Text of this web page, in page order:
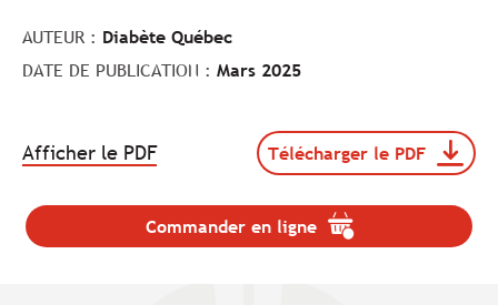
AUTEUR : Diabète Québec
DATE DE PUBLICATION : Mars 2025
Afficher le PDF.
Le
va
s'ouvrir
Télécharger le PDF
Télécharger
le
document
109091-
DQC25-
Commander en ligne
.
Le